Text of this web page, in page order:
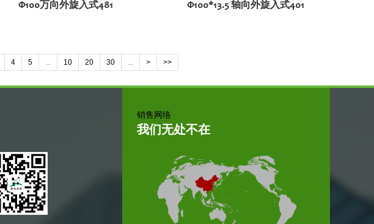
Φ100万向外旋入式481 Φ100*13.5 轴向外旋入式401
4 5 ... 10 20 30 ... > >>
销售网络
我们无处不在